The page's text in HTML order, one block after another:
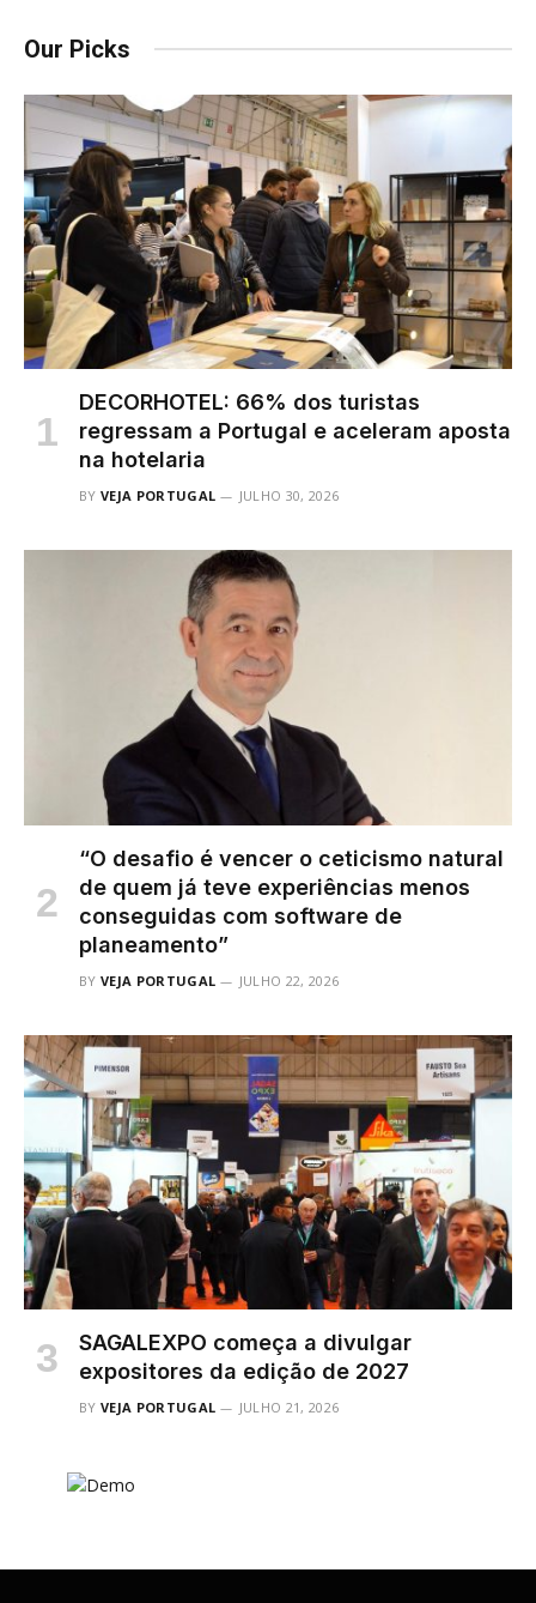
Our Picks
DECORHOTEL: 66% dos turistas
regressam a Portugal e aceleram aposta
na hotelaria
BY VEJA PORTUGAL JULHO 30, 2026
“O desafio é vencer o ceticismo natural
de quem já teve experiências menos
conseguidas com software de
planeamento”
BY VEJA PORTUGAL JULHO 22, 2026
SAGALEXPO começa a divulgar
expositores da edição de 2027
BY VEJA PORTUGAL JULHO 21, 2026